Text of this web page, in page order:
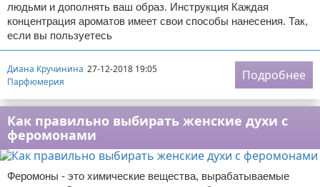
людьми и дополнять ваш образ. Инструкция Каждая
концентрация ароматов имеет свои способы нанесения. Так,
если вы пользуетесь
Диана Кручинина 27-12-2018 19:05
Парфюмерия
Подробнее
Как правильно выбирать женские духи с
феромонами
Феромоны - это химические вещества, вырабатываемые